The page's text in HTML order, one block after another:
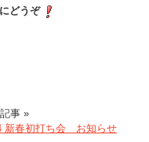
どうぞ
事 »
新春初打ち会 お知らせ